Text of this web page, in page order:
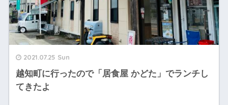
2021.07.25 Sun
越知町に行ったので「居食屋 かどた」でランチし
てきたよ